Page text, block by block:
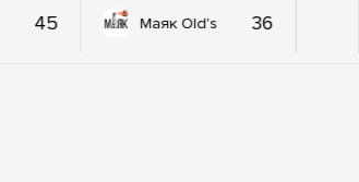
45 Маяк Old's 36